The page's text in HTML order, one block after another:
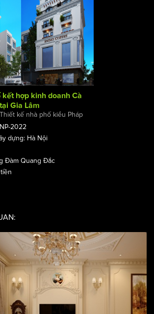
kết hợp kinh doanh Cà Phê - 2 mặt tiền
Thiết kế nhà phố kiểu Pháp
2022